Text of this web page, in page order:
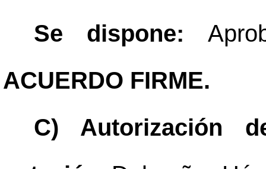
Se dispone:
ACUERDO FIRME.
C) Autorización